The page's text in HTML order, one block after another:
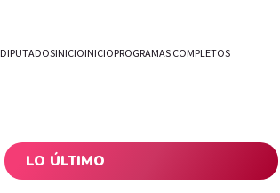
DIPUTADOSINICIOINICIOPROGRAMAS COMPLETOS
LO ÚLTIMO